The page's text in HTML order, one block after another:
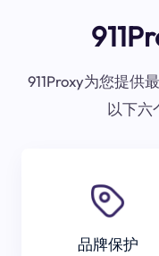
911Proxy为您提供
以下六
品牌保护